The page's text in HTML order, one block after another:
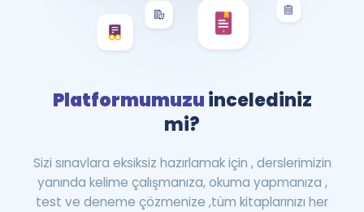
Platformumuzuincelediniz
mi?
Sizi sınavlara eksiksiz hazırlamak için , derslerimizin
yanında kelime çalışmanıza, okuma yapmanıza ,
test ve deneme çözmenize ,tüm kitaplarınızı her